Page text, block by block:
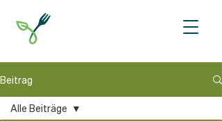
Beitrag
Alle Beiträge